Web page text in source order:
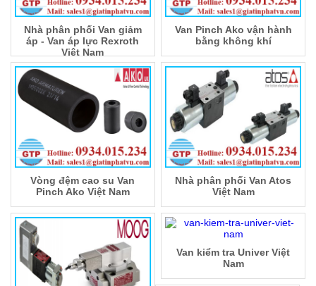
Nhà phân phối Van giảm
áp - Van áp lực Rexroth
Việt Nam
Van Pinch Ako vận hành
bằng không khí
Vòng đệm cao su Van
Pinch Ako Việt Nam
Nhà phân phối Van Atos
Việt Nam
Van kiểm tra Univer Việt
Nam